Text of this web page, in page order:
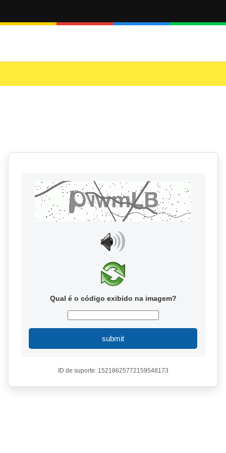
Qual é o código exibido na imagem?
submit
ID de suporte: 15218625772159548173